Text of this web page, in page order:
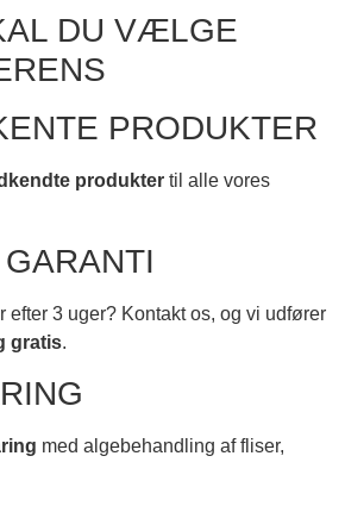
DU VÆLGE
PRODUKTER
produkter til alle vores
efter 3 uger? Kontakt os, og vi udfører
gratis.
med algebehandling af fliser,